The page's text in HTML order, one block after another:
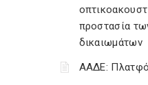
προστασία
δικαιωμάτων
ΑΑΔΕ: